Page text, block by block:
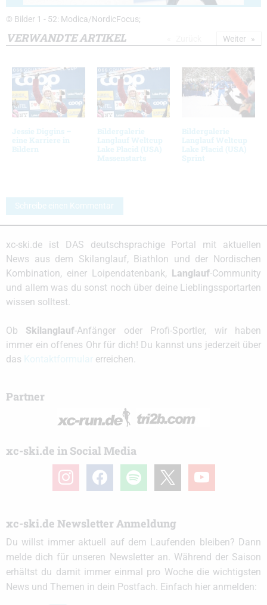
© Bilder 1 - 52: Modica/NordicFocus;
VERWANDTE ARTIKEL
Jessie Diggins –
eine Karriere in
Bildern
Bildergalerie
Langlauf Weltcup
Lake Placid (USA)
Massenstarts
Bildergalerie
Langlauf Weltcup
Lake Placid (USA)
Sprint
Weiter
Schreibe einen Kommentar
xc-ski.de ist DAS deutschsprachige Portal mit aktuellen
News aus dem Skilanglauf, Biathlon und der Nordischen
Kombination, einer Loipendatenbank,
Langlauf-Community
und allem was du sonst noch über deine Lieblingssportarten
wissen solltest.
Ob Skilanglauf-Anfänger oder Profi-Sportler, wir haben
immer ein offenes Ohr für dich! Du kannst uns jederzeit über
das
erreichen.
Partner
xc-ski.de in Social Media
instagramfacebook spotify youtube
xc-ski.de Newsletter Anmeldung
Du willst immer aktuell auf dem Laufenden bleiben? Dann
melde dich für unseren Newsletter an. Während der Saison
erhältst du damit immer einmal pro Woche die wichtigsten
News und Themen in dein Postfach. Einfach hier anmelden: